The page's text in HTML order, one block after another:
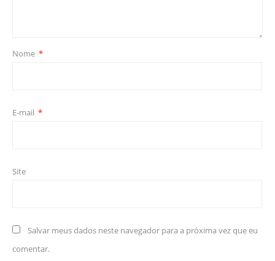
Nome *
E-mail *
Site
Salvar meus dados neste navegador para a próxima vez que eu
comentar.